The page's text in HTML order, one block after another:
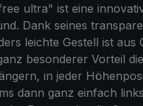
ultra" ist eine
Dank seines
leichte Gestell ist
besonderer Vorteil
in jeder
dann ganz einfach